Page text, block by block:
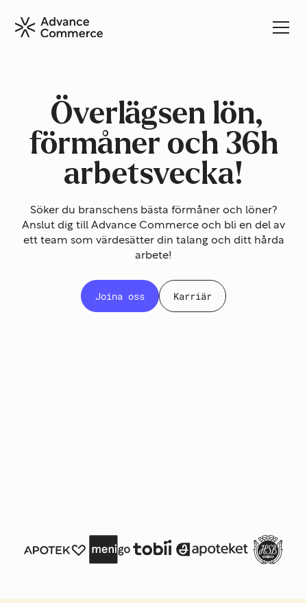
Överlägsen lön,
förmåner och 36h
arbetsvecka!
Söker du branschens bästa förmåner och löner?
Anslut dig till Advance Commerce och bli en del av
ett team som värdesätter din talang och ditt hårda
arbete!
Joina oss Karriär